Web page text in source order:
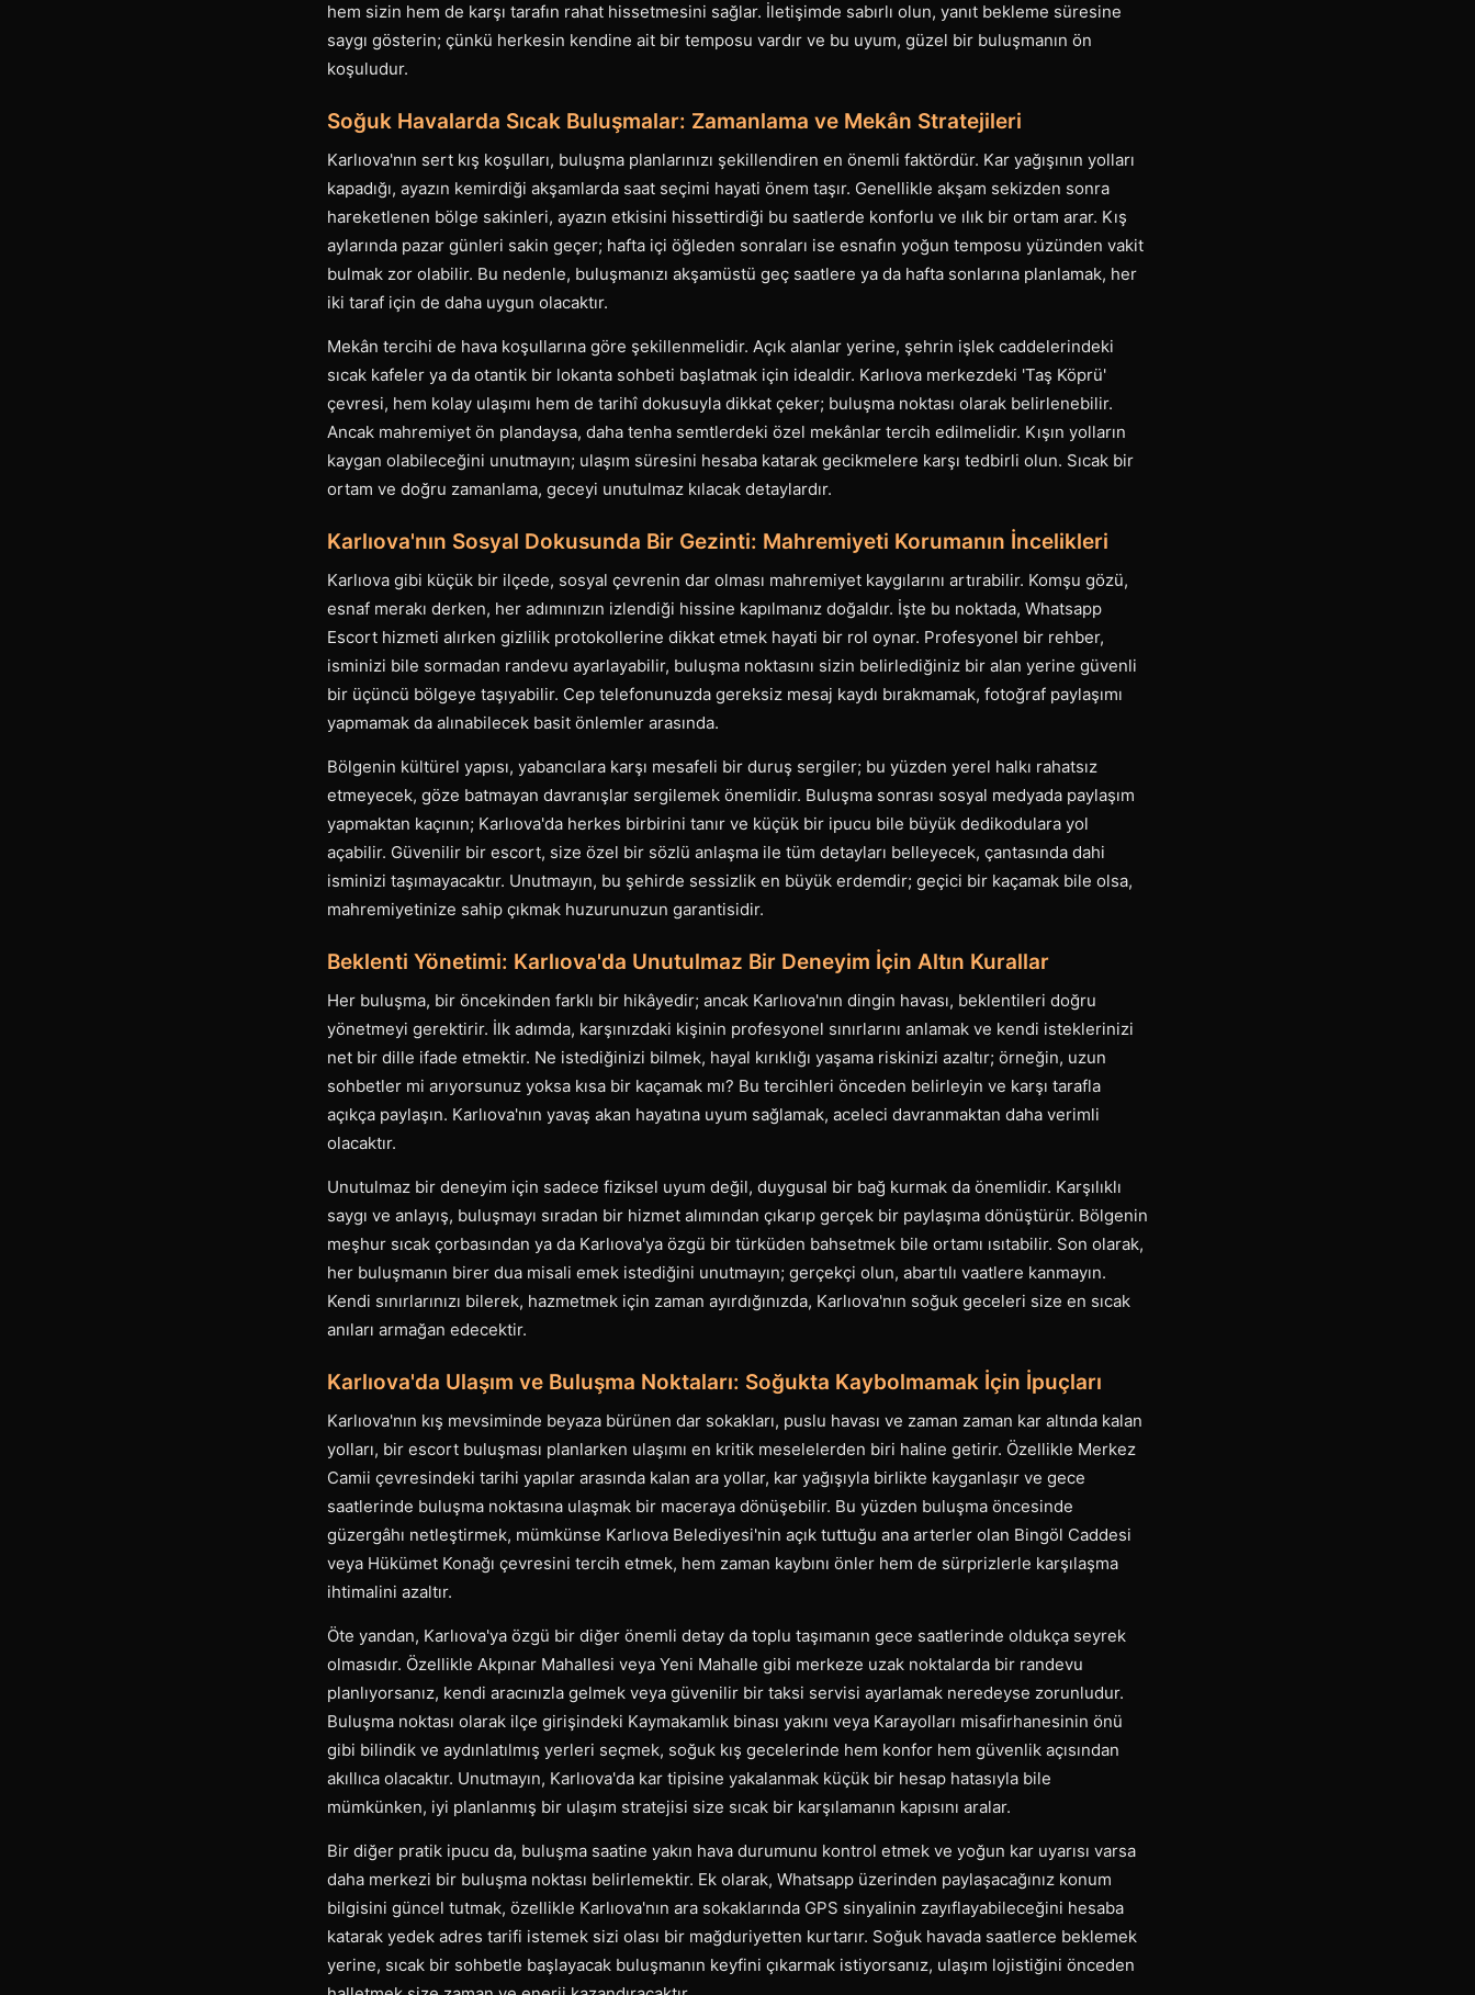
hem sizin hem de karşı tarafın rahat hissetmesini sağlar. İletişimde sabırlı olun, yanıt bekleme süresine
saygı gösterin; çünkü herkesin kendine ait bir temposu vardır ve bu uyum, güzel bir buluşmanın ön
koşuludur.
Soğuk Havalarda Sıcak Buluşmalar: Zamanlama ve Mekân Stratejileri
Karlıova'nın sert kış koşulları, buluşma planlarınızı şekillendiren en önemli faktördür. Kar yağışının yolları
kapadığı, ayazın kemirdiği akşamlarda saat seçimi hayati önem taşır. Genellikle akşam sekizden sonra
hareketlenen bölge sakinleri, ayazın etkisini hissettirdiği bu saatlerde konforlu ve ılık bir ortam arar. Kış
aylarında pazar günleri sakin geçer; hafta içi öğleden sonraları ise esnafın yoğun temposu yüzünden vakit
bulmak zor olabilir. Bu nedenle, buluşmanızı akşamüstü geç saatlere ya da hafta sonlarına planlamak, her
iki taraf için de daha uygun olacaktır.
Mekân tercihi de hava koşullarına göre şekillenmelidir. Açık alanlar yerine, şehrin işlek caddelerindeki
sıcak kafeler ya da otantik bir lokanta sohbeti başlatmak için idealdir. Karlıova merkezdeki 'Taş Köprü'
çevresi, hem kolay ulaşımı hem de tarihî dokusuyla dikkat çeker; buluşma noktası olarak belirlenebilir.
Ancak mahremiyet ön plandaysa, daha tenha semtlerdeki özel mekânlar tercih edilmelidir. Kışın yolların
kaygan olabileceğini unutmayın; ulaşım süresini hesaba katarak gecikmelere karşı tedbirli olun. Sıcak bir
ortam ve doğru zamanlama, geceyi unutulmaz kılacak detaylardır.
Karlıova'nın Sosyal Dokusunda Bir Gezinti: Mahremiyeti Korumanın İncelikleri
Karlıova gibi küçük bir ilçede, sosyal çevrenin dar olması mahremiyet kaygılarını artırabilir. Komşu gözü,
esnaf merakı derken, her adımınızın izlendiği hissine kapılmanız doğaldır. İşte bu noktada, Whatsapp
Escort hizmeti alırken gizlilik protokollerine dikkat etmek hayati bir rol oynar. Profesyonel bir rehber,
isminizi bile sormadan randevu ayarlayabilir, buluşma noktasını sizin belirlediğiniz bir alan yerine güvenli
bir üçüncü bölgeye taşıyabilir. Cep telefonunuzda gereksiz mesaj kaydı bırakmamak, fotoğraf paylaşımı
yapmamak da alınabilecek basit önlemler arasında.
Bölgenin kültürel yapısı, yabancılara karşı mesafeli bir duruş sergiler; bu yüzden yerel halkı rahatsız
etmeyecek, göze batmayan davranışlar sergilemek önemlidir. Buluşma sonrası sosyal medyada paylaşım
yapmaktan kaçının; Karlıova'da herkes birbirini tanır ve küçük bir ipucu bile büyük dedikodulara yol
açabilir. Güvenilir bir escort, size özel bir sözlü anlaşma ile tüm detayları belleyecek, çantasında dahi
isminizi taşımayacaktır. Unutmayın, bu şehirde sessizlik en büyük erdemdir; geçici bir kaçamak bile olsa,
mahremiyetinize sahip çıkmak huzurunuzun garantisidir.
Beklenti Yönetimi: Karlıova'da Unutulmaz Bir Deneyim İçin Altın Kurallar
Her buluşma, bir öncekinden farklı bir hikâyedir; ancak Karlıova'nın dingin havası, beklentileri doğru
yönetmeyi gerektirir. İlk adımda, karşınızdaki kişinin profesyonel sınırlarını anlamak ve kendi isteklerinizi
net bir dille ifade etmektir. Ne istediğinizi bilmek, hayal kırıklığı yaşama riskinizi azaltır; örneğin, uzun
sohbetler mi arıyorsunuz yoksa kısa bir kaçamak mı? Bu tercihleri önceden belirleyin ve karşı tarafla
açıkça paylaşın. Karlıova'nın yavaş akan hayatına uyum sağlamak, aceleci davranmaktan daha verimli
olacaktır.
Unutulmaz bir deneyim için sadece fiziksel uyum değil, duygusal bir bağ kurmak da önemlidir. Karşılıklı
saygı ve anlayış, buluşmayı sıradan bir hizmet alımından çıkarıp gerçek bir paylaşıma dönüştürür. Bölgenin
meşhur sıcak çorbasından ya da Karlıova'ya özgü bir türküden bahsetmek bile ortamı ısıtabilir. Son olarak,
her buluşmanın birer dua misali emek istediğini unutmayın; gerçekçi olun, abartılı vaatlere kanmayın.
Kendi sınırlarınızı bilerek, hazmetmek için zaman ayırdığınızda, Karlıova'nın soğuk geceleri size en sıcak
anıları armağan edecektir.
Karlıova'da Ulaşım ve Buluşma Noktaları: Soğukta Kaybolmamak İçin İpuçları
Karlıova'nın kış mevsiminde beyaza bürünen dar sokakları, puslu havası ve zaman zaman kar altında kalan
yolları, bir escort buluşması planlarken ulaşımı en kritik meselelerden biri haline getirir. Özellikle Merkez
Camii çevresindeki tarihi yapılar arasında kalan ara yollar, kar yağışıyla birlikte kayganlaşır ve gece
saatlerinde buluşma noktasına ulaşmak bir maceraya dönüşebilir. Bu yüzden buluşma öncesinde
güzergâhı netleştirmek, mümkünse Karlıova Belediyesi'nin açık tuttuğu ana arterler olan Bingöl Caddesi
veya Hükümet Konağı çevresini tercih etmek, hem zaman kaybını önler hem de sürprizlerle karşılaşma
ihtimalini azaltır.
Öte yandan, Karlıova'ya özgü bir diğer önemli detay da toplu taşımanın gece saatlerinde oldukça seyrek
olmasıdır. Özellikle Akpınar Mahallesi veya Yeni Mahalle gibi merkeze uzak noktalarda bir randevu
planlıyorsanız, kendi aracınızla gelmek veya güvenilir bir taksi servisi ayarlamak neredeyse zorunludur.
Buluşma noktası olarak ilçe girişindeki Kaymakamlık binası yakını veya Karayolları misafirhanesinin önü
gibi bilindik ve aydınlatılmış yerleri seçmek, soğuk kış gecelerinde hem konfor hem güvenlik açısından
akıllıca olacaktır. Unutmayın, Karlıova'da kar tipisine yakalanmak küçük bir hesap hatasıyla bile
mümkünken, iyi planlanmış bir ulaşım stratejisi size sıcak bir karşılamanın kapısını aralar.
Bir diğer pratik ipucu da, buluşma saatine yakın hava durumunu kontrol etmek ve yoğun kar uyarısı varsa
daha merkezi bir buluşma noktası belirlemektir. Ek olarak, Whatsapp üzerinden paylaşacağınız konum
bilgisini güncel tutmak, özellikle Karlıova'nın ara sokaklarında GPS sinyalinin zayıflayabileceğini hesaba
katarak yedek adres tarifi istemek sizi olası bir mağduriyetten kurtarır. Soğuk havada saatlerce beklemek
yerine, sıcak bir sohbetle başlayacak buluşmanın keyfini çıkarmak istiyorsanız, ulaşım lojistiğini önceden